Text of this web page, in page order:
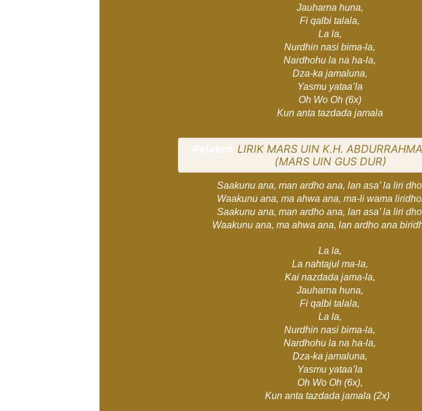
Jauharna huna,
Fi qalbi talala,
La la,
Nurdhin nasi bima-la,
Nardhohu la na ha-la,
Dza-ka jamaluna,
Yasmu yataa’la
Oh Wo Oh (6x)
Kun anta tazdada jamala
LIRIK MARS UIN K.H.
(MARS UIN GUS DUR)
Saakunu ana, man ardho ana, lan asa’ la liri
Waakunu ana, ma ahwa ana, ma-li wama
Saakunu ana, man ardho ana, lan asa’ la liri
Waakunu ana, ma ahwa ana, lan ardho ana
La la,
La nahtajul ma-la,
Kai nazdada jama-la,
Jauharna huna,
Fi qalbi talala,
La la,
Nurdhin nasi bima-la,
Nardhohu la na ha-la,
Dza-ka jamaluna,
Yasmu yataa’la
Oh Wo Oh (6x),
Kun anta tazdada jamala (2x)